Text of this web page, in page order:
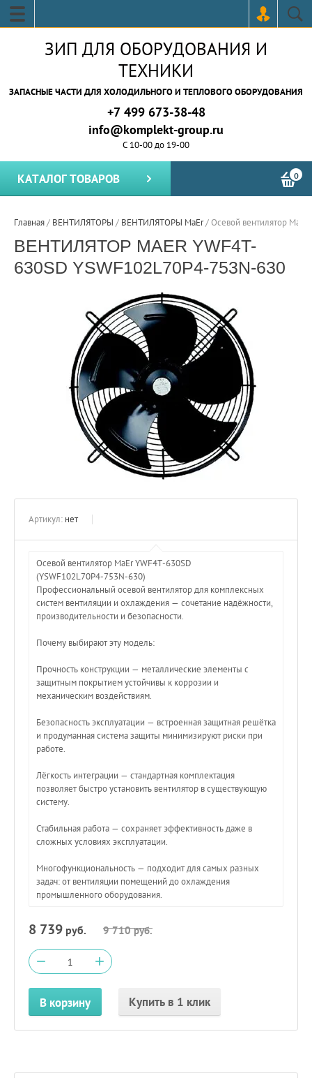
ЗИП ДЛЯ ОБОРУДОВАНИЯ И
ТЕХНИКИ
ЗАПАСНЫЕ ЧАСТИ ДЛЯ ХОЛОДИЛЬНОГО И ТЕПЛОВОГО ОБОРУДОВАНИЯ
+7 499 673-38-48
info@komplekt-group.ru
С 10-00 до 19-00
КАТАЛОГ ТОВАРОВ 0
Главная/ ВЕНТИЛЯТОРЫ / ВЕНТИЛЯТОРЫ MaEr/Осевой вентилятор
ВЕНТИЛЯТОР MAER YWF4T-
630SD YSWF102L70P4-753N-630
Артикул: нет
Осевой вентилятор MaEr YWF4T‑630SD
(YSWF102L70P4‑753N‑630)
Профессиональный осевой вентилятор для комплексных
систем вентиляции и охлаждения — сочетание надёжности,
производительности и безопасности.
Почему выбирают эту модель:
Прочность конструкции — металлические элементы с
защитным покрытием устойчивы к коррозии и
механическим воздействиям.
Безопасность эксплуатации — встроенная защитная решётка
и продуманная система защиты минимизируют риски при
работе.
Лёгкость интеграции — стандартная комплектация
позволяет быстро установить вентилятор в существующую
систему.
Стабильная работа — сохраняет эффективность даже в
сложных условиях эксплуатации.
Многофункциональность — подходит для самых разных
задач: от вентиляции помещений до охлаждения
промышленного оборудования.
8 739 руб. 9 710руб.
− +
В корзину Купить в 1 клик